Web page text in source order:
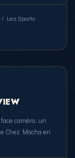
Les Sports
caméra, un
Chez Macha en